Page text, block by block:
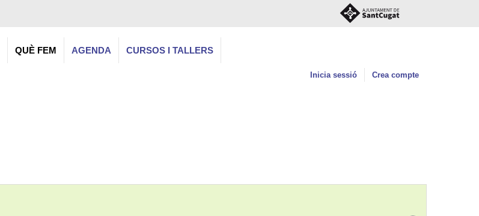
QUÈ FEM AGENDA CURSOS I TALLERS
Inicia sessió Crea compte